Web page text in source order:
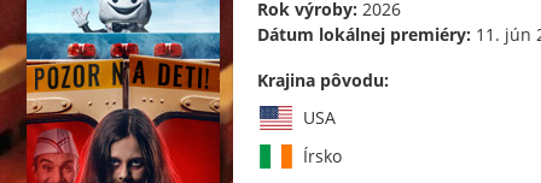
Rok výroby: 2026
Dátum lokálnej premiéry: 11. jún
Krajina pôvodu:
USA
Írsko